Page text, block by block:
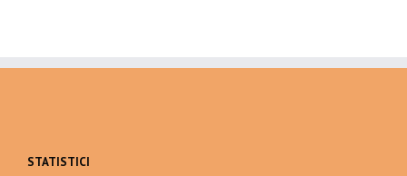
STATISTICI